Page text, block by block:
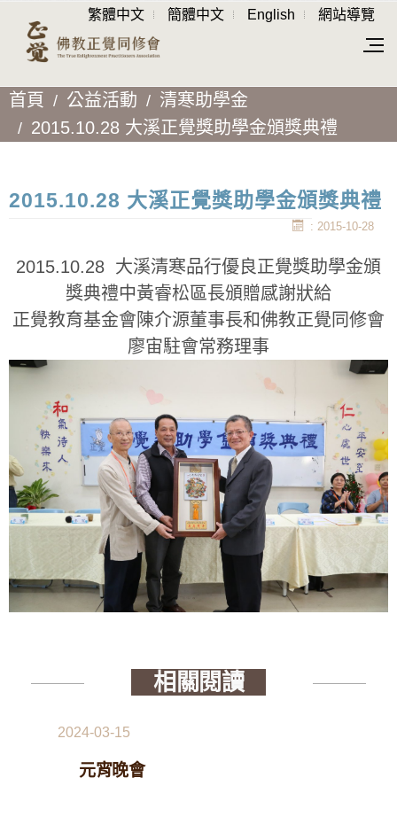
繁體中文 簡體中文 English 網站導覽
首頁 公益活動
清寒助學金
2015.10.28 大溪正覺獎助學金頒獎典禮
2015.10.28 大溪正覺獎助學金頒獎典禮
: 2015-10-28
2015.10.28 大溪清寒品行優良正覺獎助學金頒
獎典禮中黃睿松區長頒贈感謝狀給
正覺教育基金會陳介源董事長和佛教正覺同修會
廖宙駐會常務理事
相關閱讀
2024-03-15
元宵晚會